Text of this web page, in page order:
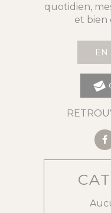
quotidien,
et bien
EN